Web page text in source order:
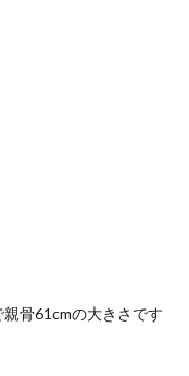
骨61cmの大きさです